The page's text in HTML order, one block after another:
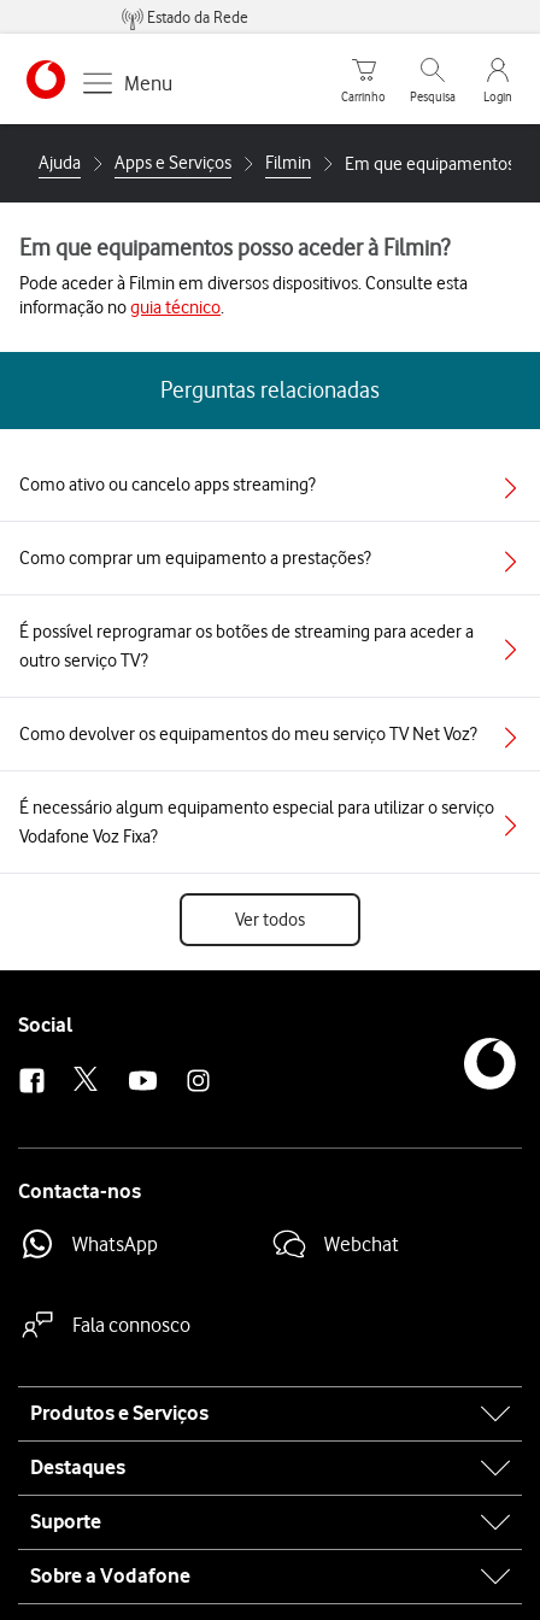
Estado da Rede
https://www.vodafone.pt
Menu
Carrinho de compras
Carrinho
Pesquisar
Pesquisa
My
Login
Ajuda Apps e Serviços Filmin Em que equipamentos
Em que equipamentos posso aceder à Filmin?
Pode aceder à Filmin em diversos dispositivos. Consulte esta
informação noguia técnico.
Perguntas relacionadas
Como ativo ou cancelo apps streaming?
Como comprar um equipamento a prestações?
É possível reprogramar os botões de streaming para aceder a
outro serviço TV?
Como devolver os equipamentos do meu serviço TV Net Voz?
É necessário algum equipamento especial para utilizar o serviço
Vodafone Voz Fixa?
Ver todos
Follow
Social
Contacta-nos
WhatsApp Webchat
Fala connosco
map
Produtos e Serviços
Destaques
Suporte
Sobre a Vodafone